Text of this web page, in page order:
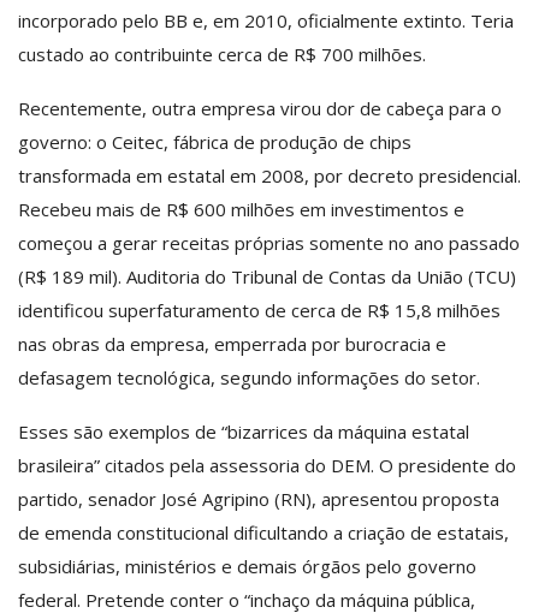
incorporado pelo BB e, em 2010, oficialmente extinto. Teria
custado ao contribuinte cerca de R$ 700 milhões.
Recentemente, outra empresa virou dor de cabeça para o
governo: o Ceitec, fábrica de produção de chips
transformada em estatal em 2008, por decreto presidencial.
Recebeu mais de R$ 600 milhões em investimentos e
começou a gerar receitas próprias somente no ano passado
(R$ 189 mil). Auditoria do Tribunal de Contas da União (TCU)
identificou superfaturamento de cerca de R$ 15,8 milhões
nas obras da empresa, emperrada por burocracia e
defasagem tecnológica, segundo informações do setor.
Esses são exemplos de “bizarrices da máquina estatal
brasileira” citados pela assessoria do DEM. O presidente do
partido, senador José Agripino (RN), apresentou proposta
de emenda constitucional dificultando a criação de estatais,
subsidiárias, ministérios e demais órgãos pelo governo
federal. Pretende conter o “inchaço da máquina pública,